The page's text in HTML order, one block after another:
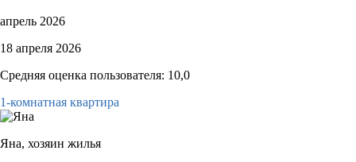
апрель 2026
18 апреля 2026
Средняя оценка пользователя: 10,0
1-комнатная квартира
Яна, хозяин жилья